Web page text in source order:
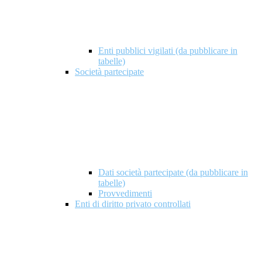
Enti pubblici vigilati (da pubblicare in
tabelle)
Società partecipate
Dati società partecipate (da pubblicare in
tabelle)
Provvedimenti
Enti di diritto privato controllati